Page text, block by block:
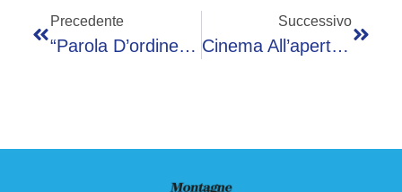
Precedente
“Parola D’ordine: Divertimento!”, Casnigo In Festa Per Il Patrono
Successivo
Cinema All’aperto A Mozzo (Bergamo): 5 Film Gratuiti Nei Parchi A Luglio